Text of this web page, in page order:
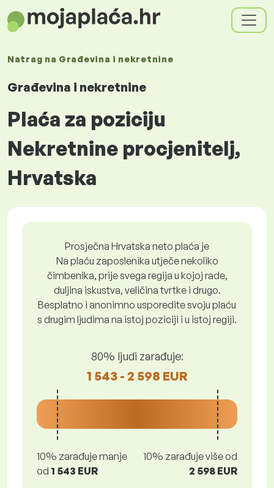
Natrag na Građevina i nekretnine
Građevina i nekretnine
Plaća za poziciju
Nekretnine procjenitelj,
Hrvatska
Prosječna Hrvatska neto plaća je
Na plaću zaposlenika utječe nekoliko
čimbenika, prije svega regija u kojoj rade,
duljina iskustva, veličina tvrtke i drugo.
Besplatno i anonimno usporedite svoju plaću
s drugim ljudima na istoj poziciji i u istoj regiji.
80% ljudi zarađuje:
1 543 - 2 598 EUR
10% zarađuje manje
od 1 543 EUR
10% zarađuje više od
2 598 EUR